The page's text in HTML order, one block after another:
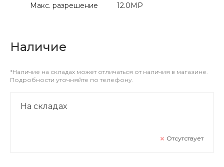
Макс. разрешение 12.0МР
Наличие
*Наличие на складах может отличаться от наличия в магазине.
Подробности уточняйте по телефону.
На складах
Отсутствует